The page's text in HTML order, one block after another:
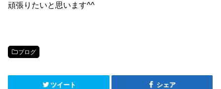
頑張りたいと思います^^
ブログ
ツイート シェア